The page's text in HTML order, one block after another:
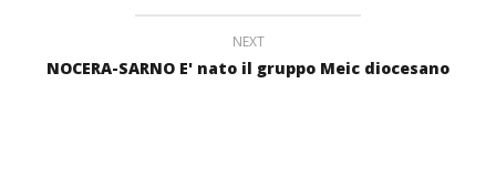
NEXT
NOCERA-SARNO E' nato il gruppo Meic diocesano